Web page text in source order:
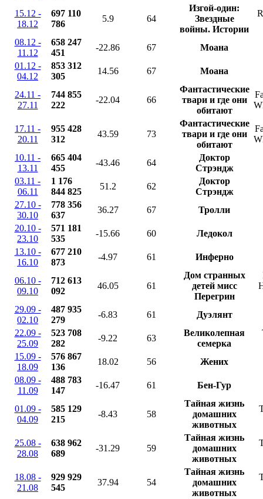
15.12 -
18.12
697 110
786
5.9 64
Изгой-один:
Звездные
войны. Истории
08.12 -
11.12
658 247
451
-22.86 67
Моана
01.12 -
04.12
853 312
305
14.56 67 Моана
24.11 -
27.11
744 855
222
-22.04 66
Фантастические
твари и где они
обитают
17.11 -
20.11
955 428
312
43.59 73
Фантастические
твари и где они
обитают
10.11 -
13.11
665 404
455
-43.46 64
Доктор
Стрэндж
03.11 -
06.11
1 176
844 825
51.2 62
Доктор
Стрэндж
27.10 -
30.10
778 356
637
36.27 67
Тролли
20.10 -
23.10
571 181
535
-15.66 60
Ледокол
13.10 -
16.10
677 210
873
-4.97 61 Инферно
06.10 -
09.10
712 613
092
46.05 61
Дом странных
детей мисс
Перегрин
29.09 -
02.10
487 935
279
-6.83 61
Дуэлянт
22.09 -
25.09
523 708
282
-9.22 63
Великолепная
семерка
15.09 -
18.09
576 867
136
18.02 56
Жених
08.09 -
11.09
488 783
147
-16.47 61 Бен-Гур
01.09 -
04.09
585 129
215
-8.43 58
Тайная жизнь
домашних
животных
25.08 -
28.08
638 962
689
-31.29 59
Тайная жизнь
домашних
животных
18.08 -
21.08
929 929
545
37.94 54
Тайная жизнь
домашних
животных